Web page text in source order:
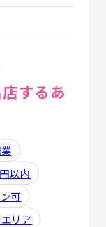
するあ
以内
可
リア